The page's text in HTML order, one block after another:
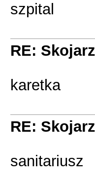
szpital
RE:
karetka
RE:
sanitariusz